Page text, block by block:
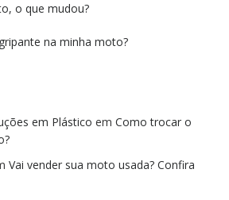
o que mudou?
na minha moto?
em Plástico em Como trocar o
Vai vender sua moto usada? Confira